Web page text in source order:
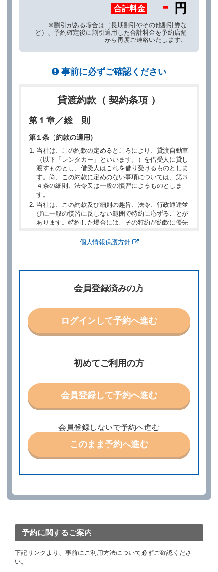
合計料金 - 円
※割引がある場合は（長期割引やその他割引券な
ど）、予約確定後に割引適用した合計料金を予約店舗
から再度ご連絡いたします。
事前に必ずご確認ください
貸渡約款（ 契約条項 ）
第１章／総 則
第１条（約款の適用）
当社は、この約款の定めるところにより、貸渡自動車
（以下「レンタカー」といいます。）を借受人に貸し
渡すものとし、借受人はこれを借り受けるものとしま
す。尚、この約款に定めのない事項については、第３
４条の細則、法令又は一般の慣習によるものとしま
す。
当社は、この約款及び細則の趣旨、法令、行政通達並
びに一般の慣習に反しない範囲で特約に応ずることが
あります。特約した場合には、その特約が約款に優先
別に定める料金表等に同意のうえ、別に定める方法に
他の借受条件（以下「借受条件」といいます。）を明
示して予約の申込みを行うことができます。なお、当
社は、電話連絡並びに電子メールによる予約に応じま
責任を負わないものとします。
当社は、借受人から予約の申込みがあったときは、原
則として、当社の保有するレンタカーの範囲内で予約
特に認める場合を除き、別に定める予約申込金を支払
うものとします。
第３条（予約の変更）
借受人は、前条第１項の借受条件を変更しようとする
ときは、あらかじめ当社の承諾を受けなければならな
いものとします。
第４条（予約の取消し等）
ができます。
を１時間以上経過してもレンタカー貸渡契約（以下
約取消手数料を当社に支払うものとし、当社は、この
予約取消手数料の支払いがあったときは、受領済の予
約申込金を借受人に返還するものとします。
当社の都合により、予約が取り消されたとき、又は貸
個人情報保護方針
初めてご利用の方
会員登録して予約へ進む
会員登録しないで予約へ進む
このまま予約へ進む
会員登録済みの方
ログインして予約へ進む
予約に関するご案内
下記リンクより、事前にご利用方法について必ずご確認くださ
い。